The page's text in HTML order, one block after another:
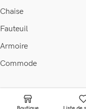
Chaise
Fauteuil
Armoire
Commode
© 2026 •